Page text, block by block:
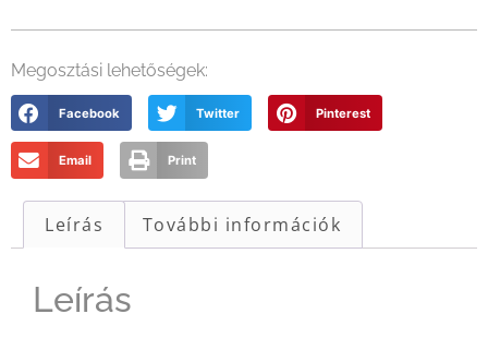
Megosztási lehetőségek:
Facebook Twitter Pinterest
Email Print
Leírás További információk
Leírás